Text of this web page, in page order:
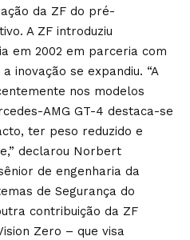
da ZF do pré-
A ZF introduziu
em 2002 em parceria com
inovação se expandiu. “A
nos modelos
AMG GT-4 destaca-se
ter peso reduzido e
declarou Norbert
de engenharia da
de Segurança do
contribuição da ZF
Zero – que visa